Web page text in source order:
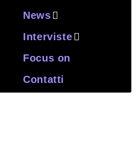
News
Interviste
Focus on
Contatti